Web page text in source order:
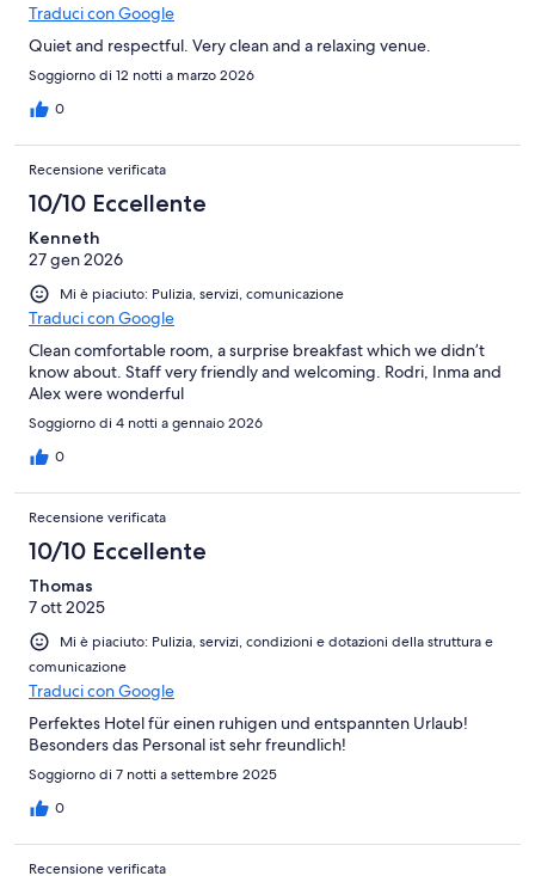
Traduci con Google
Quiet and respectful. Very clean and a relaxing venue.
Soggiorno di 12 notti a marzo 2026
0
Recensione verificata
10/10 Eccellente
Kenneth
27 gen 2026
Mi è piaciuto: Pulizia, servizi, comunicazione
Traduci con Google
Clean comfortable room, a surprise breakfast which we didn’t
know about. Staff very friendly and welcoming. Rodri, Inma and
Alex were wonderful
Soggiorno di 4 notti a gennaio 2026
0
Recensione verificata
10/10 Eccellente
Thomas
7 ott 2025
Mi è piaciuto: Pulizia, servizi, condizioni e dotazioni della struttura e
comunicazione
Traduci con Google
Perfektes Hotel für einen ruhigen und entspannten Urlaub!
Besonders das Personal ist sehr freundlich!
Soggiorno di 7 notti a settembre 2025
0
Recensione verificata